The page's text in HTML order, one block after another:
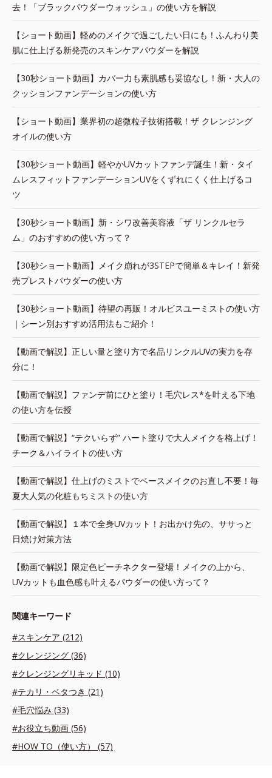
去！「ブラックパウダーウォッシュ」の使い方を解説
【ショート動画】軽めのメイクで過ごしたい日にも！ふんわり美
肌に仕上げる新発売のスキンケアパウダーを解説
【30秒ショート動画】カバー力も素肌感も妥協なし！新・大人の
クッションファンデーションの使い方
【ショート動画】業界初の超微粒子技術搭載！ザ クレンジング
オイルの使い方
【30秒ショート動画】軽やかUVカットファンデ誕生！新・タイ
ムレスフィットファンデーションUVをくずれにくく仕上げるコ
ツ
【30秒ショート動画】新・シワ改善美容液「ザ リンクルセラ
ム」のおすすめの使い方って？
【30秒ショート動画】メイク崩れが3STEPで簡単＆キレイ！新発
売プレストパウダーの使い方
【30秒ショート動画】待望の再販！オルビスユーミストの使い方
｜シーン別おすすめ活用法もご紹介！
【動画で解説】正しい量と塗り方で名品リンクルUVの実力を存
分に！
【動画で解説】ファンデ前にひと塗り！毛穴レス*を叶える下地
の使い方を伝授
【動画で解説】“テクいらず” ハート塗りで大人メイクを格上げ！
チーク＆ハイライトの使い方
【動画で解説】仕上げのミストでベースメイクのお直し不要！毎
夏大人気の化粧もちミストの使い方
【動画で解説】１本で全身UVカット！お出かけ先の、ササっと
日焼け対策方法
【動画で解説】限定色ピーチネクター登場！メイクの上から、
UVカットも血色感も叶えるパウダーの使い方って？
関連キーワード
#スキンケア (212)
#クレンジング (36)
#クレンジングリキッド (10)
#テカリ・ベタつき (21)
#毛穴悩み (33)
#お役立ち動画 (56)
#HOW TO（使い方） (57)